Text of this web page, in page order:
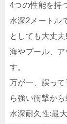
4つの性能を持
水深2メートル
としても大丈夫!
海やプール、
す。
万が一、誤っ
ら強い衝撃から
水深耐久性:最